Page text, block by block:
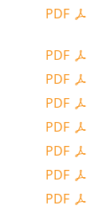
PDF
PDF
PDF
PDF
PDF
PDF
PDF
PDF